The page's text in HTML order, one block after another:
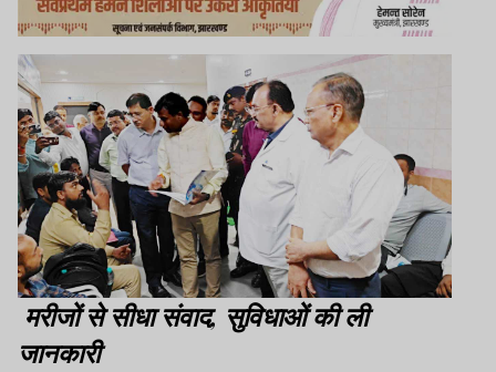
मरीजों से सीधा संवाद, सुविधाओं की ली
जानकारी